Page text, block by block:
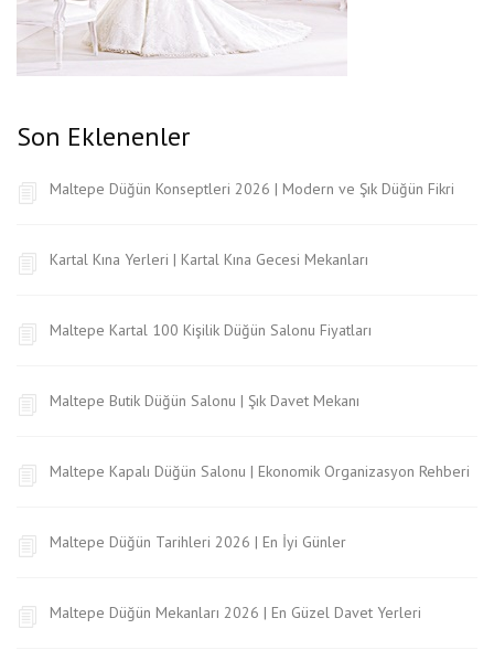
Son Eklenenler
Maltepe Düğün Konseptleri 2026 | Modern ve Şık Düğün Fikri
Kartal Kına Yerleri | Kartal Kına Gecesi Mekanları
Maltepe Kartal 100 Kişilik Düğün Salonu Fiyatları
Maltepe Butik Düğün Salonu | Şık Davet Mekanı
Maltepe Kapalı Düğün Salonu | Ekonomik Organizasyon Rehberi
Maltepe Düğün Tarihleri 2026 | En İyi Günler
Maltepe Düğün Mekanları 2026 | En Güzel Davet Yerleri